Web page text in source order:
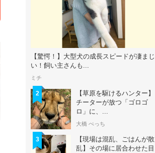
【驚愕！】大型犬の成長スピードが凄まじ
い！飼い主さんも...
ミチ
2
【草原を駆けるハンター】
チーターが放つ「ゴロゴ
ロ」に、...
大橋 ぺっち
3
【現場は混乱、ごはんが散
乱】その場に居合わせた目